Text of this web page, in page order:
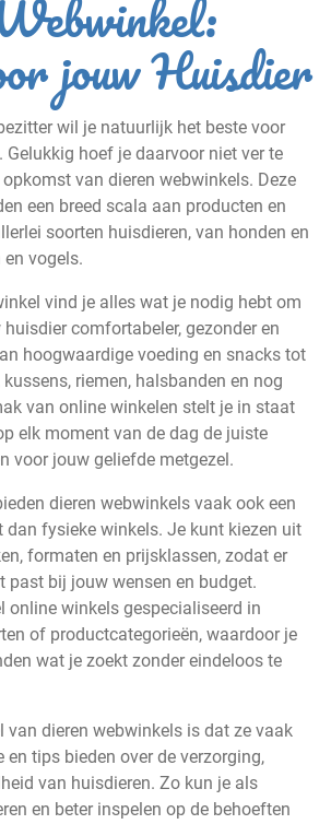
jouw Huisdier
wil je natuurlijk het beste voor
Gelukkig hoef je daarvoor niet ver te
van dieren webwinkels. Deze
een breed scala aan producten en
soorten huisdieren, van honden en
vogels.
vind je alles wat je nodig hebt om
comfortabeler, gezonder en
hoogwaardige voeding en snacks tot
riemen, halsbanden en nog
van online winkelen stelt je in staat
elk moment van de dag de juiste
voor jouw geliefde metgezel.
dieren webwinkels vaak ook een
dan fysieke winkels. Je kunt kiezen uit
formaten en prijsklassen, zodat er
past bij jouw wensen en budget.
online winkels gespecialiseerd in
of productcategorieën, waardoor je
wat je zoekt zonder eindeloos te
van dieren webwinkels is dat ze vaak
tips bieden over de verzorging,
van huisdieren. Zo kun je als
en beter inspelen op de behoeften